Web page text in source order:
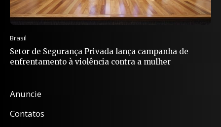
Brasil
Setor de Segurança Privada lança campanha de
enfrentamento à violência contra a mulher
Anuncie
Contatos